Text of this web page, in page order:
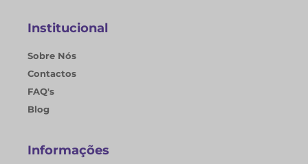
Institucional
Sobre Nós
Contactos
FAQ's
Blog
Informações